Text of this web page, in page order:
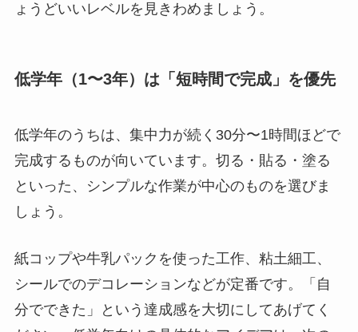
ょうどいいレベルを見きわめましょう。
低学年（1〜3年）は「短時間で完成」を優先
低学年のうちは、集中力が続く30分〜1時間ほどで
完成するものが向いています。切る・貼る・塗る
といった、シンプルな作業が中心のものを選びま
しょう。
紙コップや牛乳パックを使った工作、粘土細工、
シールでのデコレーションなどが定番です。「自
分でできた」という達成感を大切にしてあげてく